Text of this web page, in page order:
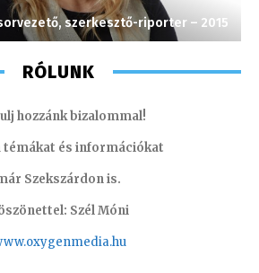
szerkesztő-riporter – 2015
RÓLUNK
hozzánk bizalommal!
témákat és információkat
Szekszárdon is.
Szél Móni